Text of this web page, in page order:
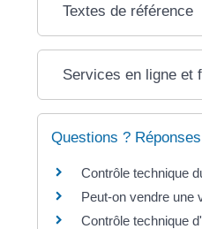
Textes de référence
Services en ligne et
Questions ?
Contrôle technique
Peut-on vendre une
Contrôle technique